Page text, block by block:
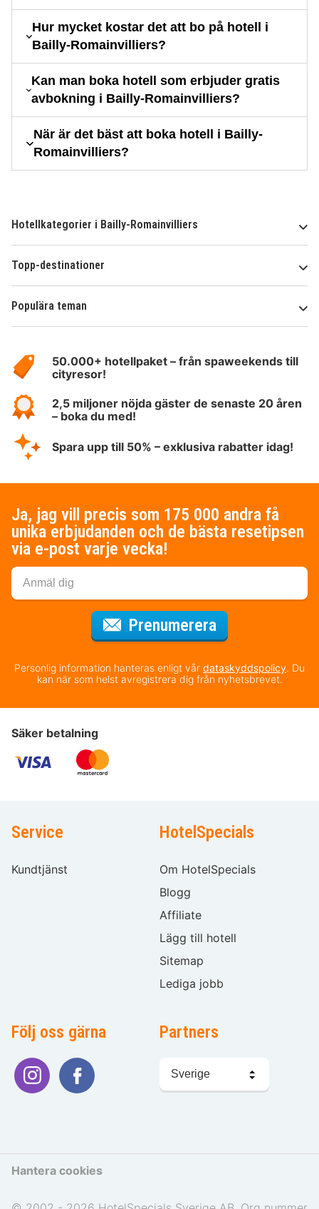
Hur mycket kostar det att bo på hotell i
Bailly-Romainvilliers?
Kan man boka hotell som erbjuder gratis
avbokning i Bailly-Romainvilliers?
När är det bäst att boka hotell i Bailly-
Romainvilliers?
Hotellkategorier i Bailly-Romainvilliers
Topp-destinationer
Populära teman
HotelSpecials50.000+ hotellpaket – från spaweekends till
cityresor!
2,5 miljoner nöjda gäster de senaste 20 åren
– boka du med!
Spara upp till 50% – exklusiva rabatter idag!
Ja, jag vill precis som 175 000 andra få
unika erbjudanden och de bästa resetipsen
via e-post varje vecka!
Prenumerera
Personlig information hanteras enligt vår dataskyddspolicy. Du
kan när som helst avregistrera dig från nyhetsbrevet.
Säker betalning
Service
Kundtjänst
HotelSpecials
Om HotelSpecials
Blogg
Affiliate
Lägg till hotell
Sitemap
Lediga jobb
Följ oss gärna Partners
språk
Hantera cookies